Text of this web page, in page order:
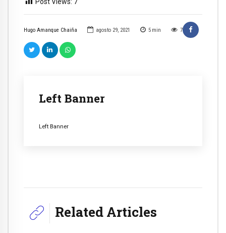
Hugo Amanque Chaiña agosto 29, 2021 5 min 7
Left Banner
Left Banner
Related Articles